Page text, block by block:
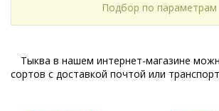
Подбор по параметрам
Тыква в нашем интернет-магазине
сортов с доставкой почтой или